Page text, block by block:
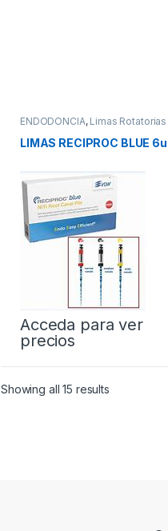
ENDODONCIA, Limas Rotatorias
LIMAS RECIPROC BLUE
Acceda para ver
precios
Showing all 15 results